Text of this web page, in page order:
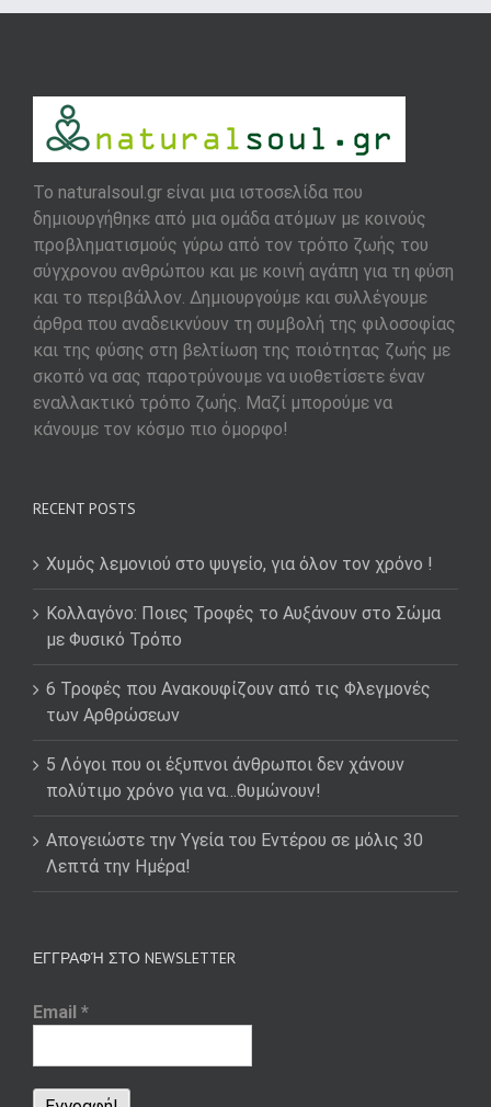
To naturalsoul.gr είναι μια ιστοσελίδα που
δημιουργήθηκε από μια ομάδα ατόμων με κοινούς
προβληματισμούς γύρω από τον τρόπο ζωής του
σύγχρονου ανθρώπου και με κοινή αγάπη για τη φύση
και το περιβάλλον. Δημιουργούμε και συλλέγουμε
άρθρα που αναδεικνύουν τη συμβολή της φιλοσοφίας
και της φύσης στη βελτίωση της ποιότητας ζωής με
σκοπό να σας παροτρύνουμε να υιοθετίσετε έναν
εναλλακτικό τρόπο ζωής. Μαζί μπορούμε να
κάνουμε τον κόσμο πιο όμορφο!
RECENT POSTS
Χυμός λεμονιού στο ψυγείο, για όλον τον χρόνο !
Κολλαγόνο: Ποιες Τροφές το Αυξάνουν στο Σώμα
με Φυσικό Τρόπο
6 Τροφές που Ανακουφίζουν από τις Φλεγμονές
των Αρθρώσεων
5 Λόγοι που οι έξυπνοι άνθρωποι δεν χάνουν
πολύτιμο χρόνο για να…θυμώνουν!
Απογειώστε την Υγεία του Εντέρου σε μόλις 30
Λεπτά την Ημέρα!
ΕΓΓΡΑΦΉ ΣΤΟ NEWSLETTER
Email *